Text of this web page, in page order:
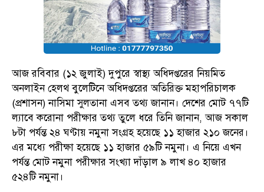
আজ রবিবার (১২ জুলাই) দুপুরে স্বাস্থ্য অধিদপ্তরের নিয়মিত
অনলাইন হেলথ বুলেটিনে অধিদপ্তরের অতিরিক্ত মহাপরিচালক
(প্রশাসন) নাসিমা সুলতানা এসব তথ্য জানান। দেশের মোট ৭৭টি
ল্যাবে করোনা পরীক্ষার তথ্য তুলে ধরে তিনি জানান, আজ সকাল
৮টা পর্যন্ত ২৪ ঘণ্টায় নমুনা সংগ্রহ হয়েছে ১১ হাজার ২১০ জনের।
এর মধ্যে পরীক্ষা হয়েছে ১১ হাজার ৫৯টি নমুনা। এ নিয়ে এখন
পর্যন্ত মোট নমুনা পরীক্ষার সংখ্যা দাঁড়াল ৯ লাখ ৪০ হাজার
৫২৪টি নমুনা।